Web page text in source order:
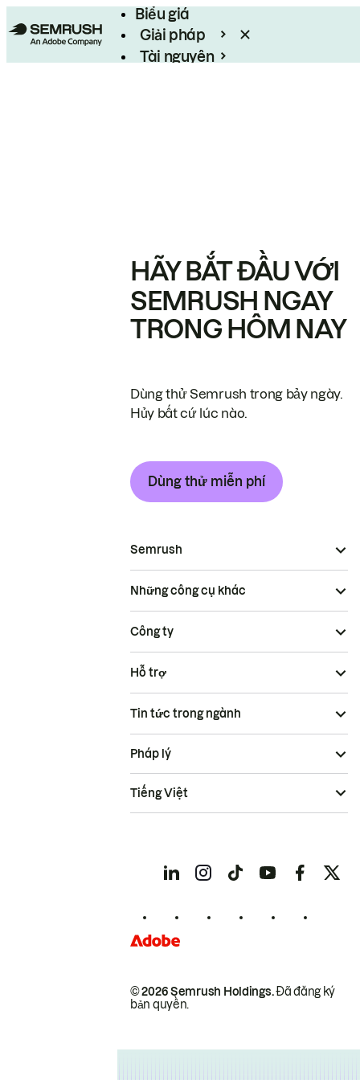
Biểu giá
Giải pháp
Tài nguyên
HÃY BẮT ĐẦU VỚI
SEMRUSH NGAY
TRONG HÔM NAY
Dùng thử Semrush trong bảy ngày.
Hủy bất cứ lúc nào.
Dùng thử miễn phí
Semrush
Những công cụ khác
Công ty
Hỗ trợ
Tin tức trong ngành
© 2026 Semrush Holdings.Đã đăng ký
bản quyền.
Pháp lý
Tiếng Việt